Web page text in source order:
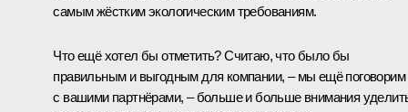
самым жёстким экологическим требованиям.
Что ещё хотел бы отметить? Считаю, что было бы
правильным и выгодным для компании, – мы ещё поговорим
с вашими партнёрами, – больше и больше внимания